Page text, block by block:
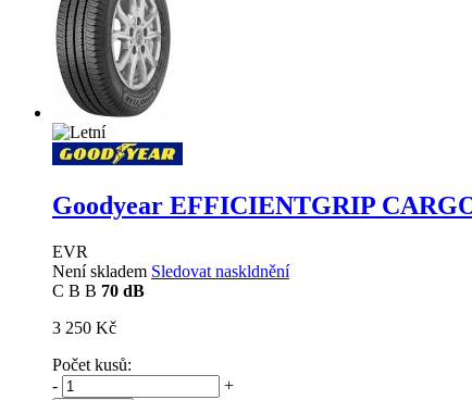
Goodyear EFFICIENTGRIP
EVR
Není skladem Sledovat naskldnění
C B B 70 dB
3 250 Kč
Počet kusů:
-
+